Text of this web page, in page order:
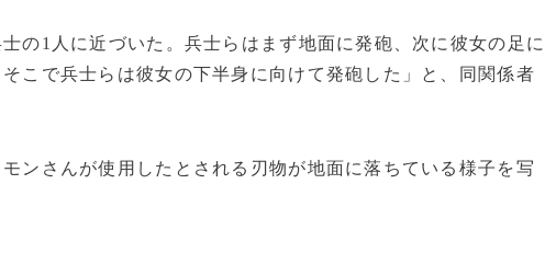
の1人に近づいた。兵士らはまず地面に発砲、次に彼女の足に
こで兵士らは彼女の下半身に向けて発砲した」と、同関係者
ンさんが使用したとされる刃物が地面に落ちている様子を写